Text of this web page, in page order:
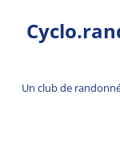
contenu
Un club de